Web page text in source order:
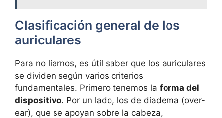
Clasificación general de los
auriculares
Para no liarnos, es útil saber que los auriculares
se dividen según varios criterios
fundamentales. Primero tenemos la forma del
dispositivo. Por un lado, los de diadema (over-
ear), que se apoyan sobre la cabeza,